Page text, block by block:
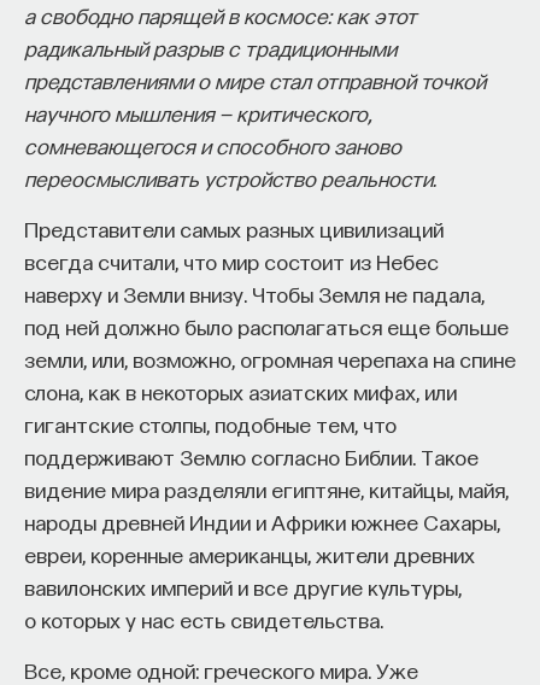
а свободно парящей в космосе: как этот
радикальный разрыв с традиционными
представлениями о мире стал отправной точкой
научного мышления — критического,
сомневающегося и способного заново
переосмысливать устройство реальности.
Представители самых разных цивилизаций
всегда считали, что мир состоит из Небес
наверху и Земли внизу. Чтобы Земля не падала,
под ней должно было располагаться еще больше
земли, или, возможно, огромная черепаха на спине
слона, как в некоторых азиатских мифах, или
гигантские столпы, подобные тем, что
поддерживают Землю согласно Библии. Такое
видение мира разделяли египтяне, китайцы, майя,
народы древней Индии и Африки южнее Сахары,
евреи, коренные американцы, жители древних
вавилонских империй и все другие культуры,
о которых у нас есть свидетельства.
Все, кроме одной: греческого мира. Уже
Проблеме перлюстрации в отечественной
историографии посвящены лишь несколько работ.
российской перлюстрации. XVIII — начало XX века»
опубликовал доктор исторических наук Владлен
термина «перлюстрация», создании системы
чтения корреспонденции в Российской империи
и самых известных цензорах-перлюстраторах.
— Мысли о такой работе появились, наверное,
в ходе подготовки и защиты докторской
диссертации. Дело в том, что осенью 1995 года
я защитил докторскую диссертацию, первую
по данной теме, «Политический контроль
за населением советской России в 1917–1928
годах». Работая над этим материалом и публикуя
книгу «Глаза и уши режима», которая получила